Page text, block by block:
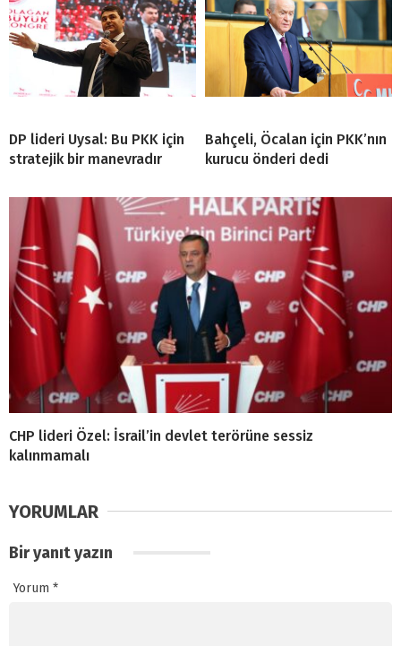
DP lideri Uysal: Bu PKK için
stratejik bir manevradır
Bahçeli, Öcalan için PKK’nın
kurucu önderi dedi
CHP lideri Özel: İsrail’in devlet terörüne sessiz
kalınmamalı
YORUMLAR
Bir yanıt yazın
Yorum *